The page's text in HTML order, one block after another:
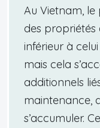
Au Vietnam,
des propriétés
inférieur à
mais cela
additionnels
maintenance,
s’accumuler.